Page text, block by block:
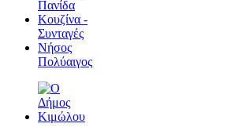
Πανίδα
Κουζίνα -
Συνταγές
Νήσος
Πολύαιγος